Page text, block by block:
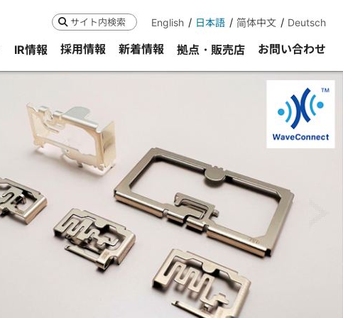
検索 English 日本語 简体中文 Deutsch
IR情報 採用情報 新着情報 拠点・販売店 お問い合わせ